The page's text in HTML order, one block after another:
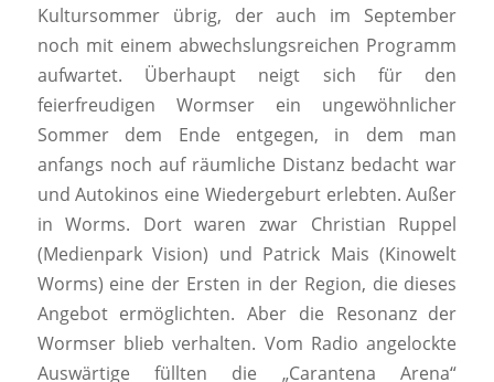
Kultursommer übrig, der auch im September
noch mit einem abwechslungsreichen Programm
aufwartet. Überhaupt neigt sich für den
feierfreudigen Wormser ein ungewöhnlicher
Sommer dem Ende entgegen, in dem man
anfangs noch auf räumliche Distanz bedacht war
und Autokinos eine Wiedergeburt erlebten. Außer
in Worms. Dort waren zwar Christian Ruppel
(Medienpark Vision) und Patrick Mais (Kinowelt
Worms) eine der Ersten in der Region, die dieses
Angebot ermöglichten. Aber die Resonanz der
Wormser blieb verhalten. Vom Radio angelockte
Auswärtige füllten die „Carantena Arena“